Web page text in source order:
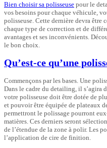
Bien choisir sa polisseuse pour le
vos besoins pour chaque véhicule,
polisseuse. Cette dernière devra être
chaque type de correction et de
avantages et ses inconvénients.
le bon choix.
Qu’est-ce qu’une
Commençons par les bases. Une
Dans le cadre du detailing, il s’agira
votre polisseuse doit être dotée de
et pouvoir être équipée de plateaux
permettront le polissage pourront
matières. Ces derniers seront
de l’étendue de la zone à polir. Les
l’application de cire de finition.